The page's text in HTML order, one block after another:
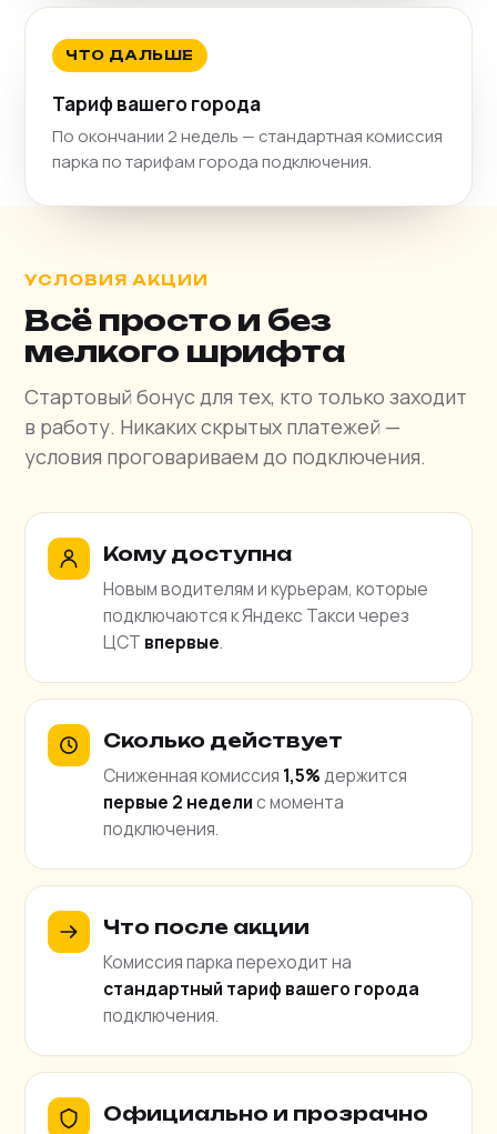
ЧТО ДАЛЬШЕ
Тариф вашего города
По окончании 2 недель — стандартная комиссия
парка по тарифам города подключения.
УСЛОВИЯ АКЦИИ
Всё просто и без
мелкого шрифта
Стартовый бонус для тех, кто только заходит
в работу. Никаких скрытых платежей —
условия проговариваем до подключения.
Кому доступна
Новым водителям и курьерам, которые
подключаются к Яндекс Такси через
ЦСТ впервые.
Сколько действует
Сниженная комиссия 1,5%держится
первые 2 неделис момента
подключения.
Что после акции
Комиссия парка переходит на
стандартный тариф вашего города
подключения.
Официально и прозрачно